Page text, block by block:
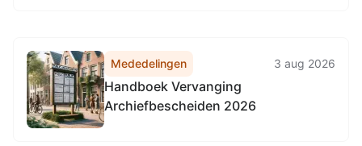
Mededelingen 3 aug 2026
Handboek Vervanging
Archiefbescheiden 2026